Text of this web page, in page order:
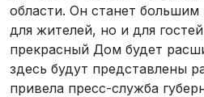
области. Он станет
для жителей, но и для
прекрасный Дом будет
здесь будут представлены
привела пресс-служба